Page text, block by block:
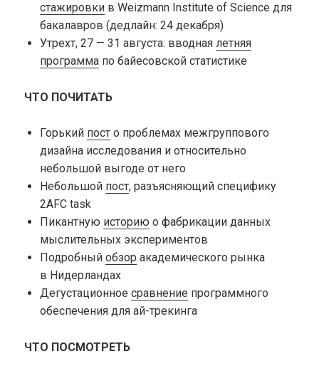
стажировкив Weizmann Institute of Science для
бакалавров (дедлайн: 24 декабря)
Утрехт, 27 — 31 августа: вводная летняя
программапо байесовской статистике
ЧТО ПОЧИТАТЬ
Горький посто проблемах межгруппового
дизайна исследования и относительно
небольшой выгоде от него
Небольшой пост, разъясняющий специфику
2AFC task
Пикантную историю о фабрикации данных
мыслительных экспериментов
Подробный обзор академического рынка
в Нидерландах
Дегустационное сравнение программного
обеспечения для ай-трекинга
ЧТО ПОСМОТРЕТЬ